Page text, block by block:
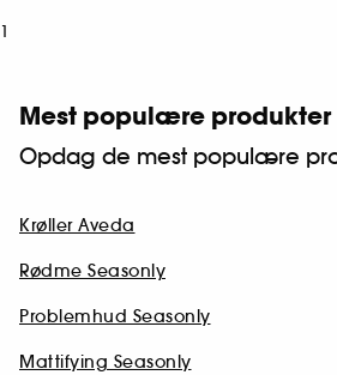
1
Mest populære produkter
Opdag de mest populære
Krøller Aveda
Rødme Seasonly
Problemhud Seasonly
Mattifying Seasonly